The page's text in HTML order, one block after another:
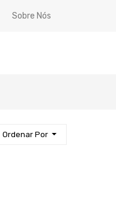
Sobre Nós
Ordenar Por